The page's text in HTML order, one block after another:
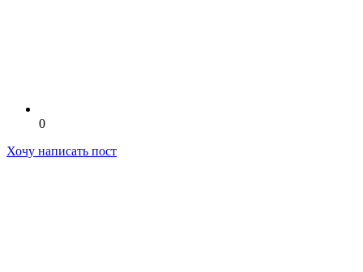
0
Хочу написать пост